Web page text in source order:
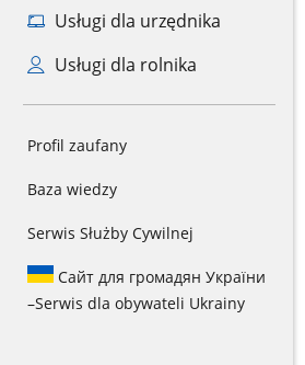
Usługi dla urzędnika
Usługi dla rolnika
Profil zaufany
Baza wiedzy
Serwis Służby Cywilnej
Сайт для громадян України
–Serwis dla obywateli Ukrainy